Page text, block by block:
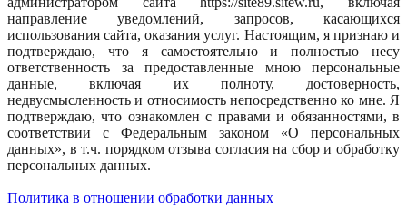
направление уведомлений, запросов, касающихся
использования сайта, оказания услуг. Настоящим, я признаю и
подтверждаю, что я самостоятельно и полностью несу
ответственность за предоставленные мною персональные
данные, включая их полноту, достоверность,
недвусмысленность и относимость непосредственно ко мне. Я
подтверждаю, что ознакомлен с правами и обязанностями, в
соответствии с Федеральным законом «О персональных
данных», в т.ч. порядком отзыва согласия на сбор и обработку
персональных данных.
Политика в отношении обработки данных